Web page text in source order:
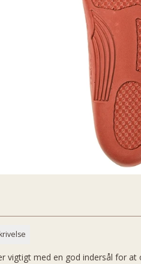
vigtigt med en god indersål for